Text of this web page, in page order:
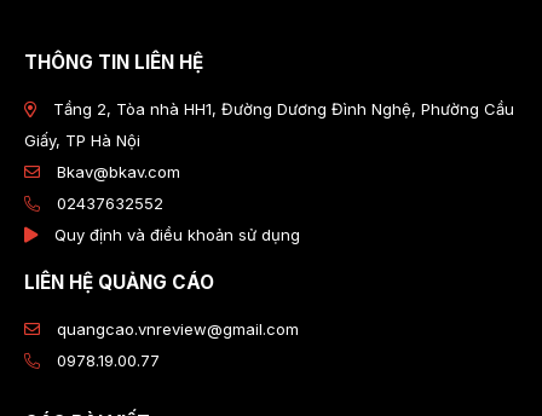
THÔNG TIN LIÊN HỆ
Tầng 2, Tòa nhà HH1, Đường Dương Đình Nghệ, Phường Cầu
Giấy, TP Hà Nội
Bkav@bkav.com
02437632552
Quy định và điều khoản sử dụng
LIÊN HỆ QUẢNG CÁO
quangcao.vnreview@gmail.com
0978.19.00.77